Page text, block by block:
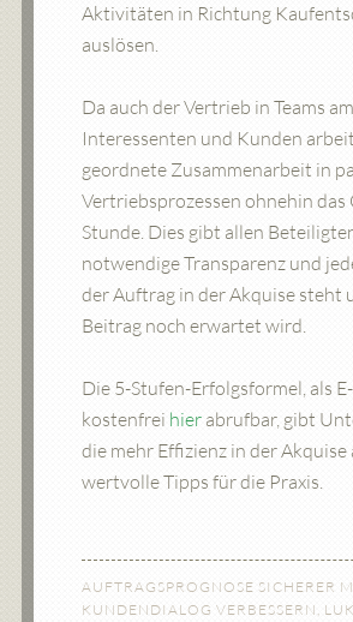
Aktivitäten in Richtung
auslösen.
Da auch der Vertrieb in Teams am
Interessenten und Kunden
geordnete Zusammenarbeit in
Vertriebsprozessen ohnehin das
Stunde. Dies gibt allen
notwendige Transparenz und
der Auftrag in der Akquise steht
Beitrag noch erwartet wird.
Die 5-Stufen-Erfolgsformel, als
kostenfrei hierabrufbar, gibt
die mehr Effizienz in der Akquise
wertvolle Tipps für die Praxis.
AUFTRAGSPROGNOSE SICHERER
KUNDENDIALOG VERBESSERN ,